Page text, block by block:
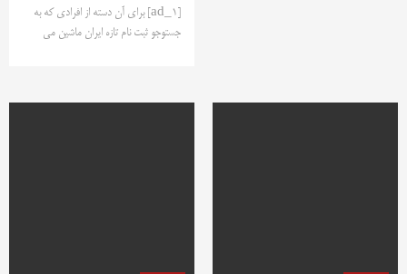
[ad_1] برای آن دسته از افرادی که به
جستوجو ثبت نام تازه ایران ماشین می